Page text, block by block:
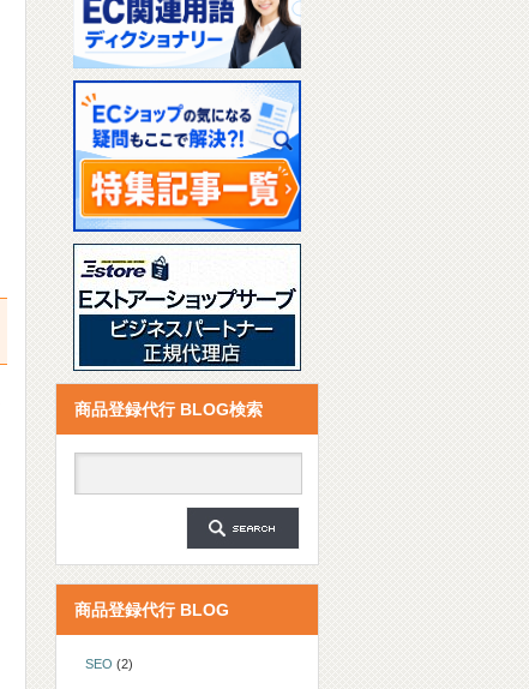
商品登録代行 BLOG検索
商品登録代行 BLOG
SEO (2)